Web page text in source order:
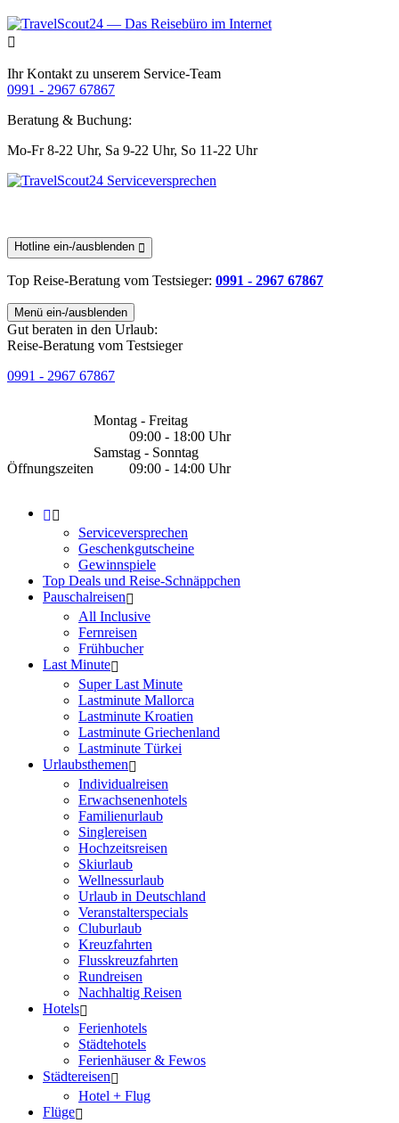
Ihr Kontakt zu unserem Service-Team
0991 - 2967 67867
Beratung & Buchung:
Mo-Fr 8-22 Uhr, Sa 9-22 Uhr, So 11-22 Uhr
Hotline ein-/ausblenden
Top Reise-Beratung vom Testsieger: 0991 - 2967 67867
Menü ein-/ausblenden
Gut beraten in den Urlaub:
Reise-Beratung vom Testsieger
0991 - 2967 67867
Öffnungszeiten
Montag - Freitag
09:00 - 18:00 Uhr
Samstag - Sonntag
09:00 - 14:00 Uhr
Serviceversprechen
Geschenkgutscheine
Gewinnspiele
Top Deals und Reise-Schnäppchen
Pauschalreisen
All Inclusive
Fernreisen
Frühbucher
Last Minute
Super Last Minute
Lastminute Mallorca
Lastminute Kroatien
Lastminute Griechenland
Lastminute Türkei
Urlaubsthemen
Individualreisen
Erwachsenenhotels
Familienurlaub
Singlereisen
Hochzeitsreisen
Skiurlaub
Wellnessurlaub
Urlaub in Deutschland
Veranstalterspecials
Cluburlaub
Kreuzfahrten
Flusskreuzfahrten
Rundreisen
Nachhaltig Reisen
Hotels
Ferienhotels
Städtehotels
Ferienhäuser & Fewos
Städtereisen
Hotel + Flug
Flüge